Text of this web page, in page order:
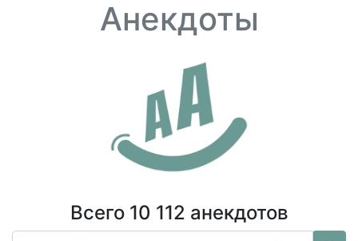
Анекдоты
Всего 10 112 анекдотов